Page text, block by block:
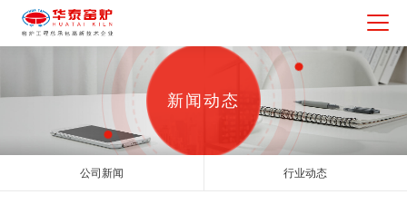
新闻动态
公司新闻 行业动态